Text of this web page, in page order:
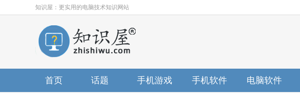
知识屋：更实用的电脑技术知识网站
首页 话题 手机游戏 手机软件 电脑软件